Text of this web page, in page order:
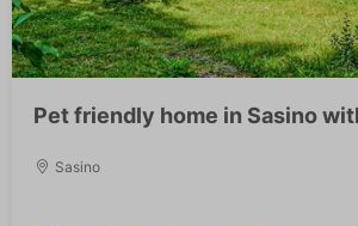
Pet friendly home in Sasino
Sasino